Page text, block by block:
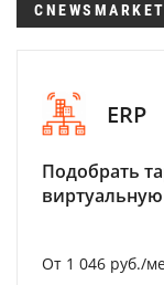
CNEWSMARKET
ERP
Подобрать
От 1 046 руб./